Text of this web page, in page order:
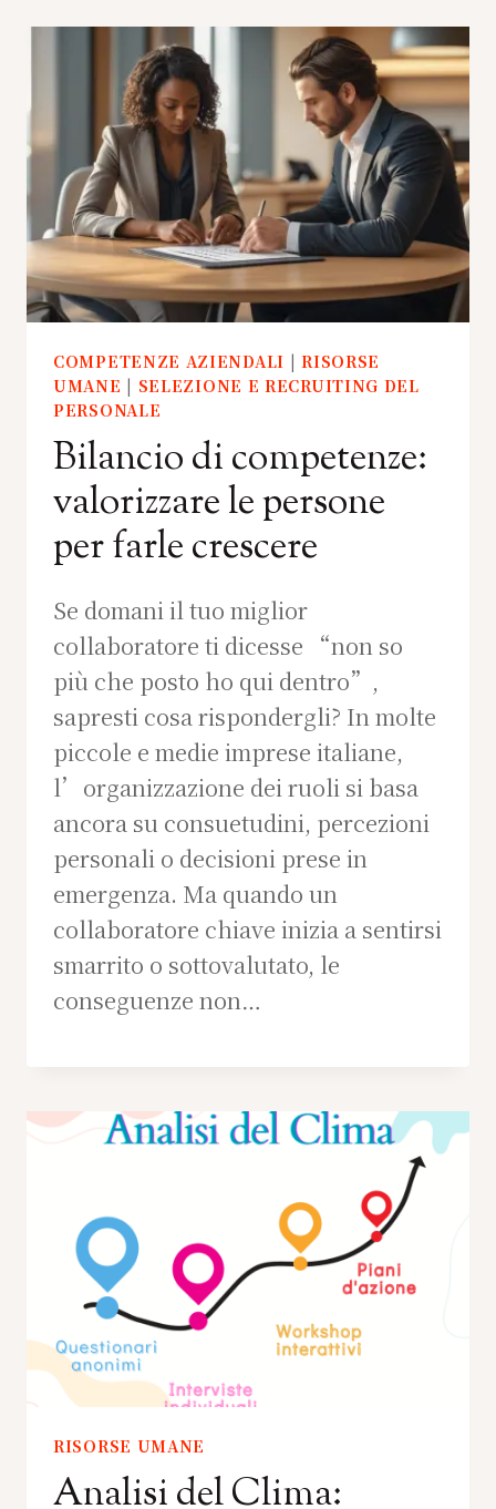
COMPETENZE AZIENDALI |RISORSE
UMANE | SELEZIONE E RECRUITING DEL
PERSONALE
Bilancio di competenze:
valorizzare le persone
per farle crescere
Se domani il tuo miglior
collaboratore ti dicesse “non so
più che posto ho qui dentro”,
sapresti cosa rispondergli? In molte
piccole e medie imprese italiane,
l’organizzazione dei ruoli si basa
ancora su consuetudini, percezioni
personali o decisioni prese in
emergenza. Ma quando un
collaboratore chiave inizia a sentirsi
smarrito o sottovalutato, le
conseguenze non…
RISORSE UMANE
Analisi del Clima: